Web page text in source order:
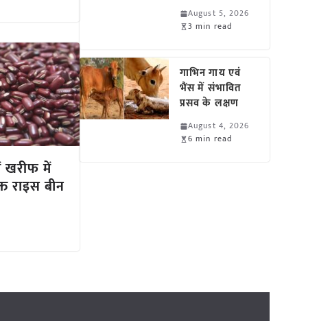
खरीफ में
राइस बीन
August 5, 2026
3 min read
गाभिन गाय एवं
भैंस में संभावित
प्रसव के लक्षण
August 4, 2026
6 min read